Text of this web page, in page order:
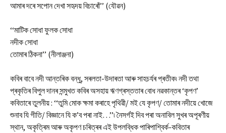
আমাৰ দৰে সপোন দেখা সহৃদয় বিচাৰোঁ’’ (যৌৱন)
‘‘মাটিক সোধা ফুলক সোধা
নদীক সোধা
তোমাৰ ঠিকনা’’ (নীলাঞ্জনা)
কবিৰ বাবে নদী আন্তৰিক বন্ধু, সৰলতা-উদাৰতা আৰু সাহচৰ্যৰ প্ৰতীক৷ নদী তথা
প্ৰকৃতিৰ বিপুল দানৰ সন্মুখত কবিৰ অসহায় ঋণগ্ৰস্ততাৰ বোধ নৱকান্তৰ ‘কৃপণ’
কবিতাৰে তুলনীয় : ‘‘তুমি মোক ক্ষমা কৰাহে পৃথিৱী/ মই যে কৃপণ/ তোমাৰ নদীয়ে খোজে
শুনাব যি গীতি/ বিজ্ঞানে যি ক’ব পৰা নাই…’’৷ নৈসৰ্গই দিব পৰা অনাবিল সুখৰ অপূৰণীয়
স্থান, অকৃত্ৰিম আৰু অকৃপণ চৰিত্ৰৰ এই উপলব্ধিক পাৰিপাশ্বিৰ্ক-কবিতাৰ